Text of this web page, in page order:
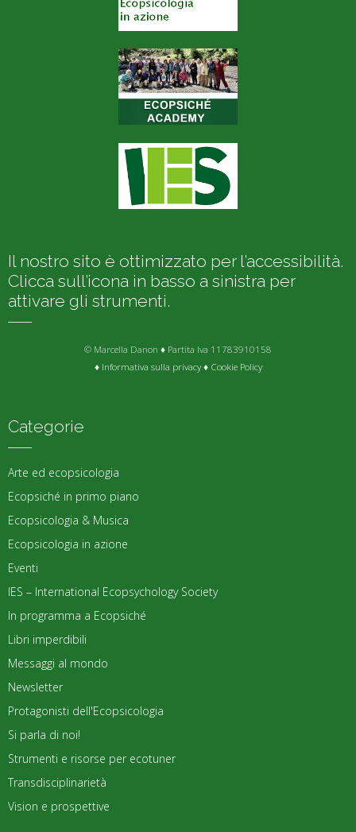
Il nostro sito è ottimizzato per l’accessibilità.
Clicca sull’icona in basso a sinistra per
attivare gli strumenti.
© Marcella Danon ♦ Partita Iva 11783910158
♦ Informativa sulla privacy♦ Cookie Policy
Categorie
Arte ed ecopsicologia
Ecopsiché in primo piano
Ecopsicologia & Musica
Ecopsicologia in azione
Eventi
IES – International Ecopsychology Society
In programma a Ecopsiché
Libri imperdibili
Messaggi al mondo
Newsletter
Protagonisti dell'Ecopsicologia
Si parla di noi!
Strumenti e risorse per ecotuner
Transdisciplinarietà
Vision e prospettive